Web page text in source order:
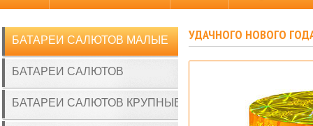
УДАЧНОГО НОВОГО
БАТАРЕИ САЛЮТОВ МАЛЫЕ
БАТАРЕИ САЛЮТОВ
БАТАРЕИ САЛЮТОВ КРУПНЫЕ